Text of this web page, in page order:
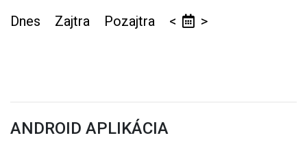
Dnes Zajtra Pozajtra < >
ANDROID APLIKÁCIA